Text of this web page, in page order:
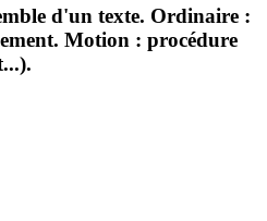
d'un texte. Ordinaire :
Motion : procédure